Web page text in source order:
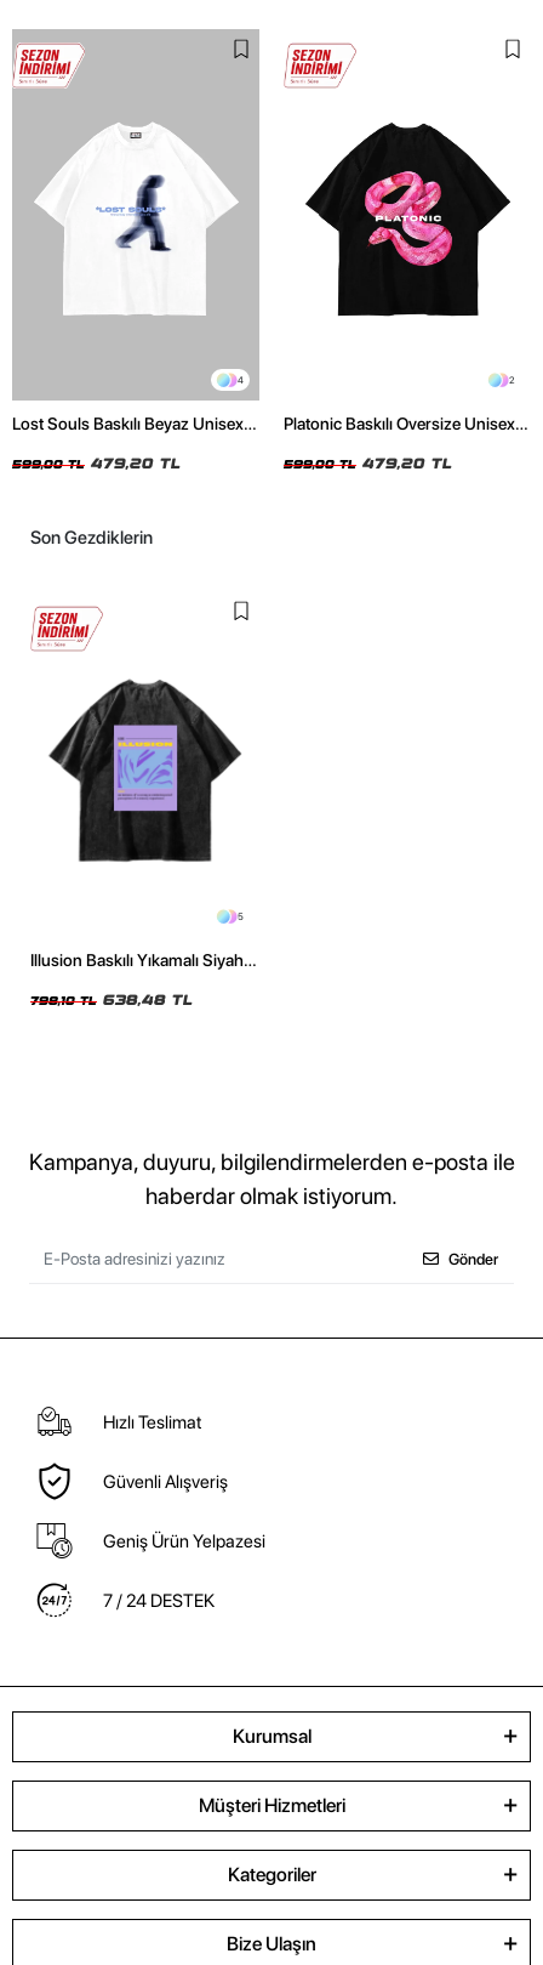
4
Lost Souls Baskılı Beyaz Unisex
599,00 TL 479,20 TL
2
Platonic Baskılı Oversize Unisex
599,00 TL 479,20 TL
Son Gezdiklerin
5
Illusion Baskılı Yıkamalı Siyah
Tshirt
798,10 TL 638,48 TL
Kampanya, duyuru, bilgilendirmelerden e-posta ile
haberdar olmak istiyorum.
Gönder
Hızlı Teslimat
Güvenli Alışveriş
Geniş Ürün Yelpazesi
7 / 24 DESTEK
Kurumsal
Müşteri Hizmetleri
Kategoriler
Bize Ulaşın